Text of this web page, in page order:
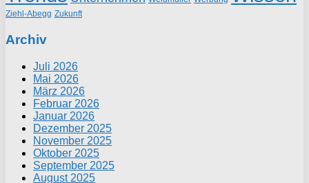
Ziehl-Abegg Zukunft
Archiv
Juli 2026
Mai 2026
März 2026
Februar 2026
Januar 2026
Dezember 2025
November 2025
Oktober 2025
September 2025
August 2025